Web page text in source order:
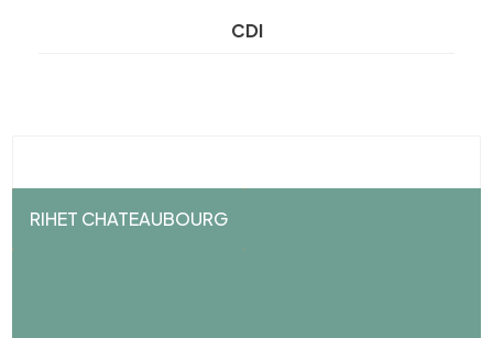
CDI
RIHET CHATEAUBOURG